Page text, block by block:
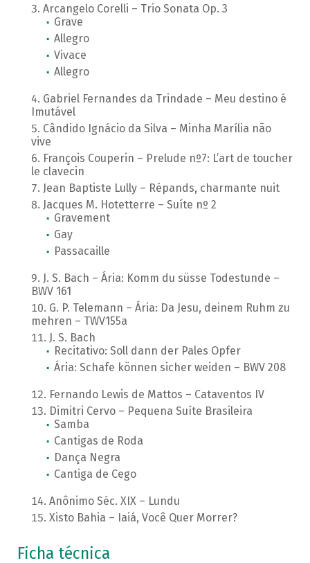
Arcangelo Corelli – Trio Sonata Op. 3
Grave
Allegro
Vivace
Allegro
Gabriel Fernandes da Trindade – Meu destino é
Imutável
Cândido Ignácio da Silva – Minha Marília não
vive
François Couperin – Prelude nº7: L’art de toucher
le clavecin
Jean Baptiste Lully – Répands, charmante nuit
Jacques M. Hotetterre – Suíte nº 2
Gravement
Gay
Passacaille
J. S. Bach – Ária: Komm du süsse Todestunde –
BWV 161
G. P. Telemann – Ária: Da Jesu, deinem Ruhm zu
mehren – TWV155a
J. S. Bach
Recitativo: Soll dann der Pales Opfer
Ária: Schafe können sicher weiden – BWV 208
Fernando Lewis de Mattos – Cataventos IV
Dimitri Cervo – Pequena Suíte Brasileira
Samba
Cantigas de Roda
Dança Negra
Cantiga de Cego
Anônimo Séc. XIX – Lundu
Xisto Bahia – Iaiá, Você Quer Morrer?
Ficha técnica